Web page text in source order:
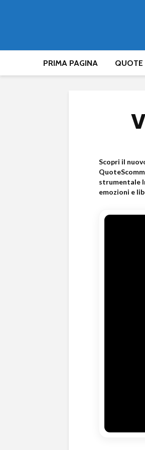
PRIMA PAGINA QUOTE
Scopri il
strumentale
emozioni e